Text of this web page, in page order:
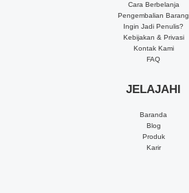
Cara Berbelanja
Pengembalian Barang
Ingin Jadi Penulis?
Kebijakan & Privasi
Kontak Kami
FAQ
JELAJAHI
Baranda
Blog
Produk
Karir